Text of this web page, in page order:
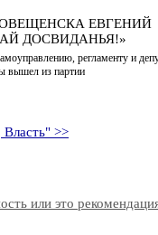
ЕВГЕНИЙ
ДОСВИДАНЬЯ!»
регламенту и
вышел из партии
>>
или это